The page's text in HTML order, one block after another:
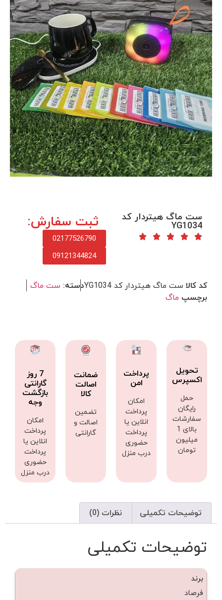
ست ماگ هیتردار کد
YG1034 ثبت سفارش:
02177526790
09121344824
کد کالا ست ماگ هیتردار کد YG1034 دسته: ست ماگ
برچسپ ماگ
تحویل
اکسپرس
حمل
رایگان
سفارشات
بالای 1
میلیون
تومان
پرداخت
امن
امکان
پرداخت
انلاین یا
پرداخت
حضوری
درب منزل
ضمانت
اصالت
کالا
تضمین
اصالت و
گارانتی
7 روز
گارانتی
بازگشت
وجه
امکان
پرداخت
انلاین یا
پرداخت
حضوری
درب منزل
توضیحات تکمیلی نظرات (0)
توضیحات تکمیلی
برند
فرصاد